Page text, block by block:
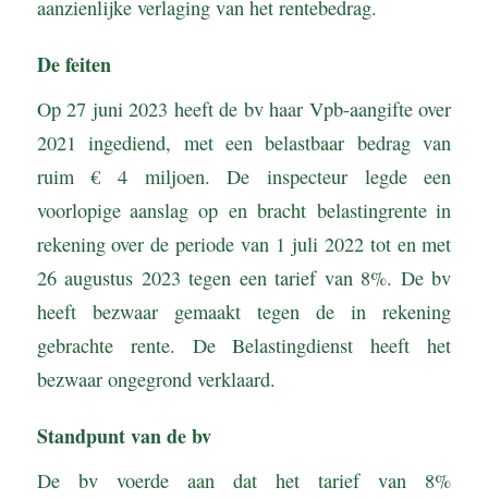
aanzienlijke verlaging van het rentebedrag.
De feiten
Op 27 juni 2023 heeft de bv haar Vpb-aangifte over
2021 ingediend, met een belastbaar bedrag van
ruim € 4 miljoen. De inspecteur legde een
voorlopige aanslag op en bracht belastingrente in
rekening over de periode van 1 juli 2022 tot en met
26 augustus 2023 tegen een tarief van 8%. De bv
heeft bezwaar gemaakt tegen de in rekening
gebrachte rente. De Belastingdienst heeft het
bezwaar ongegrond verklaard.
Standpunt van de bv
De bv voerde aan dat het tarief van 8%